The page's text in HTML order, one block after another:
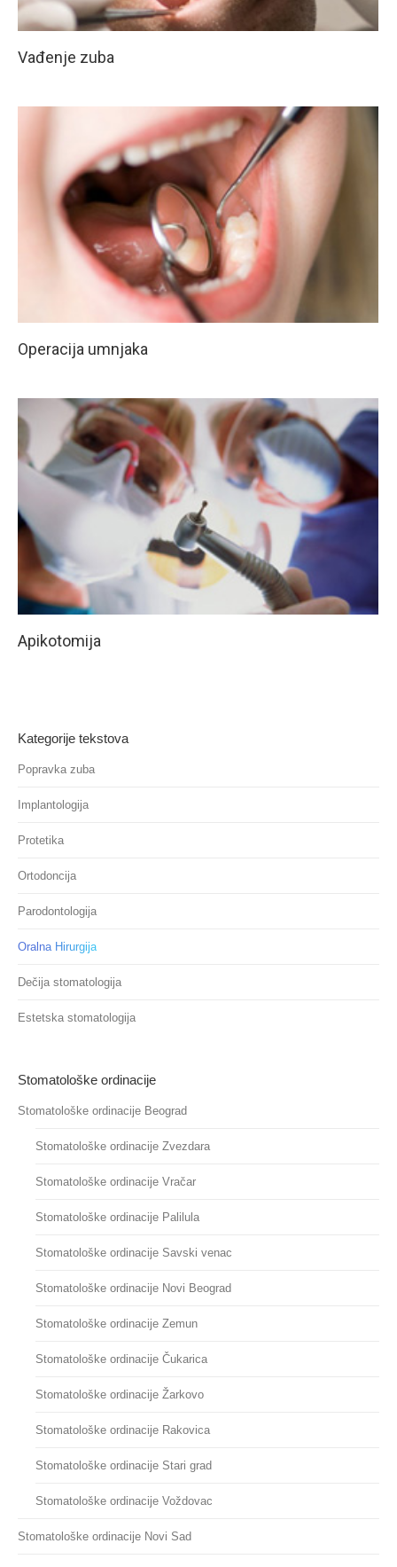
Vađenje zuba
Operacija umnjaka
Apikotomija
Kategorije tekstova
Popravka zuba
Implantologija
Protetika
Ortodoncija
Parodontologija
Oralna Hirurgija
Dečija stomatologija
Estetska stomatologija
Stomatološke ordinacije
Stomatološke ordinacije Beograd
Stomatološke ordinacije Zvezdara
Stomatološke ordinacije Vračar
Stomatološke ordinacije Palilula
Stomatološke ordinacije Savski venac
Stomatološke ordinacije Novi Beograd
Stomatološke ordinacije Zemun
Stomatološke ordinacije Čukarica
Stomatološke ordinacije Žarkovo
Stomatološke ordinacije Rakovica
Stomatološke ordinacije Stari grad
Stomatološke ordinacije Voždovac
Stomatološke ordinacije Novi Sad